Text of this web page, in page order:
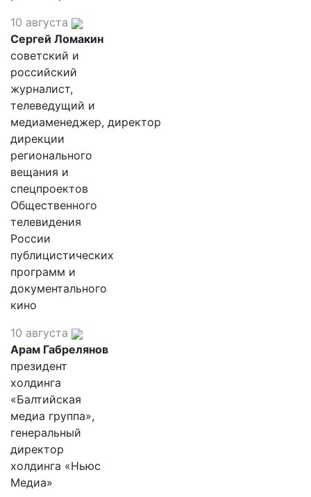
10 августа
Сергей Ломакин
советский и
российский
журналист,
телеведущий и
медиаменеджер, директор
дирекции
регионального
вещания и
спецпроектов
Общественного
телевидения
России
публицистических
программ и
документального
кино
10 августа
Арам Габрелянов
президент
холдинга
«Балтийская
медиа группа»,
генеральный
директор
холдинга «Ньюс
Медиа»